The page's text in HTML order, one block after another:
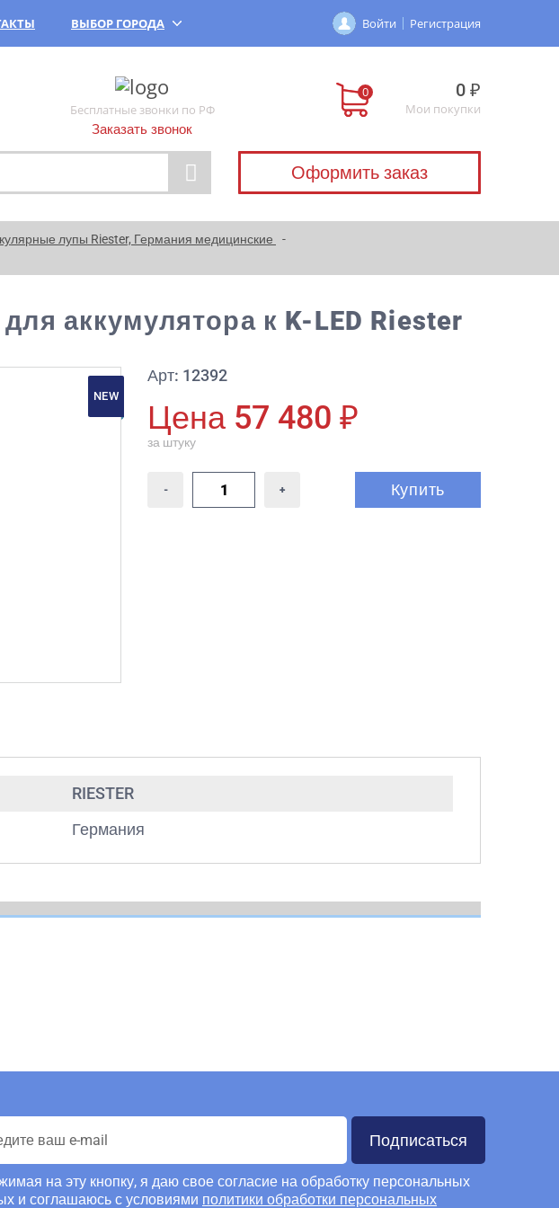
ВЫБОР ГОРОДА Войти Регистрация
Бесплатные звонки по РФ
Заказать звонок
0 ₽
Мои покупки
Оформить заказ
лупы Riester, Германия медицинские
аккумулятора к K-LED Riester
NEW
Арт: 12392
Цена 57 480 ₽
за штуку
- + Купить
RIESTER
Германия
Подписаться
на эту кнопку, я даю свое согласие на обработку персональных
и соглашаюсь с условиями политики обработки персональных